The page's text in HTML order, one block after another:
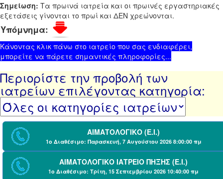
Σημείωση: Τα πρωινά ιατρεία και οι πρωινές εργαστηριακές
εξετάσεις γίνονται το πρωί και ΔΕΝ χρεώνονται.
Υπόμνημα:
Κάνοντας κλικ πάνω στο ιατρείο που σας ενδιαφέρει,
μπορείτε να πάρετε σημαντικές πληροφορίες...
Περιορίστε την προβολή των
ιατρείων επιλέγοντας κατηγορία:
ΑΙΜΑΤΟΛΟΓΙΚΟ (Ε.Ι.)
1ο Διαθέσιμο: Παρασκευή, 7 Αυγούστου 2026 8:00:00 πμ
ΑΙΜΑΤΟΛΟΓΙΚΟ ΙΑΤΡΕΙΟ ΠΗΞΗΣ (Ε.Ι.)
1ο Διαθέσιμο: Τρίτη, 15 Σεπτεμβρίου 2026 10:40:00 πμ